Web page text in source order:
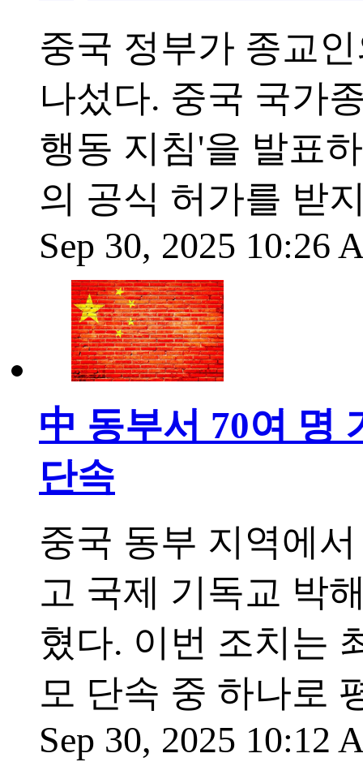
중국 정부가 종교
나섰다. 중국 국가
행동 지침'을 발표
의 공식 허가를 받
Sep 30, 2025 10:26
中 동부서 70여 명
단속
중국 동부 지역에
고 국제 기독교 박
혔다. 이번 조치는
모 단속 중 하나로
Sep 30, 2025 10:12